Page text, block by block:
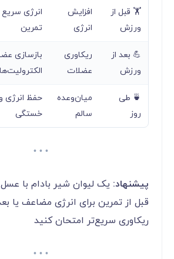
🏋️ قبل از
ورزش
افزایش
انرژی
انرژی سریع
تمرین
💪 بعد از
ورزش
ریکاوری
عضلات
بازسازی
الکترولیت‌ها
🍵 طی
روز
میان‌وعده
سالم
حفظ انرژی
خستگی
پیشنهاد: یک لیوان شیر بادام با
قبل از تمرین برای انرژی مضاعف یا
ریکاوری سریع‌تر امتحان کنید